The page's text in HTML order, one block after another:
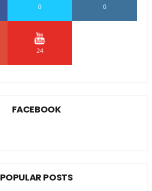
0 0
24
FACEBOOK
POPULAR POSTS